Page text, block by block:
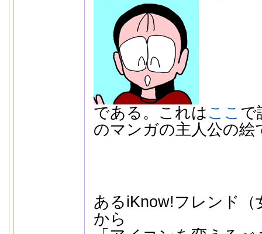
である。これは ここ で
のマンガの主人公の絵
あるiKnow!フレンド（
から